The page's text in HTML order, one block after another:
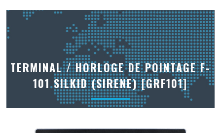
TERMINAL / HORLOGE DE POINTAGE F-
101 SILKID (SIRENE) [GRF101]